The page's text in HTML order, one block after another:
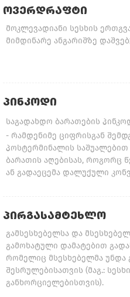
ᲝᲕᲔᲠᲓᲠᲐᲤᲢᲘ
მოკლევადიანი სესხის
მიმდინარე ანგარიშზე
ᲞᲘᲜ­­ᲙᲝᲓᲘ
საგადახდო ბარათების
- რამდენიმე ციფრისგან
პოსტერმინალის
ბარათის აღებისას, როგორც
ან გადაეცემა დალუქული
ᲞᲘᲠᲒᲐᲡᲐᲛᲢᲔᲮᲚᲝ
გამსესხებელსა და
გამოხატული დამატებით
რომელიც მსესხებელმა
შესრულებისათვის (მაგ.:
განხორციელებისთვის).